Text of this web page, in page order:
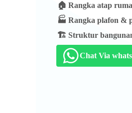
🏠 Rangka atap
🏭 Rangka plafon &
🏗️ Struktur
Chat Via